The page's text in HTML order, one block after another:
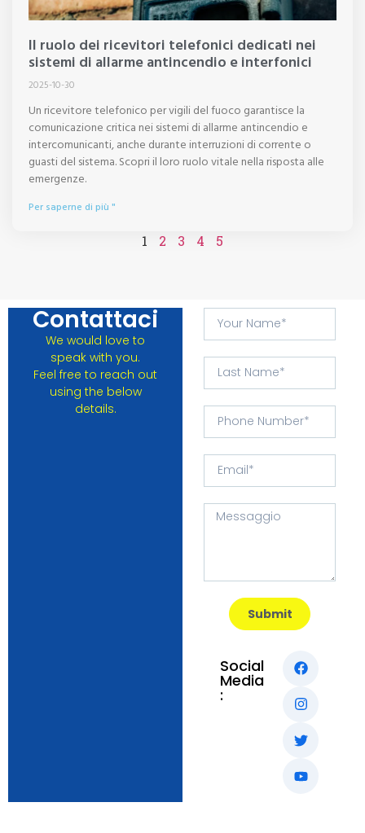
Il ruolo dei ricevitori telefonici dedicati nei
sistemi di allarme antincendio e interfonici
2025-10-30
Un ricevitore telefonico per vigili del fuoco garantisce la
comunicazione critica nei sistemi di allarme antincendio e
intercomunicanti, anche durante interruzioni di corrente o
guasti del sistema. Scopri il loro ruolo vitale nella risposta alle
emergenze.
Per saperne di più "
1 2 3 4 5
Contattaci
We would love to
speak with you.
Feel free to reach out
using the below
details.
Submit
Social
Media
: